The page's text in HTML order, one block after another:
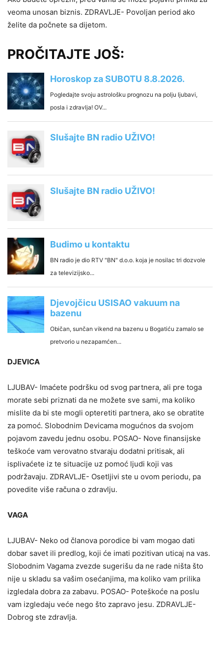
veoma unosan biznis. ZDRAVLJE- Povoljan period ako
želite da počnete sa dijetom.
PROČITAJTE JOŠ:
DJEVICA
LJUBAV- Imaćete podršku od svog partnera, ali pre toga
morate sebi priznati da ne možete sve sami, ma koliko
mislite da bi ste mogli opteretiti partnera, ako se obratite
za pomoć. Slobodnim Devicama mogućnos da svojom
pojavom zavedu jednu osobu. POSAO- Nove finansijske
teškoće vam verovatno stvaraju dodatni pritisak, ali
isplivaćete iz te situacije uz pomoć ljudi koji vas
podržavaju. ZDRAVLJE- Osetljivi ste u ovom periodu, pa
povedite više računa o zdravlju.
VAGA
LJUBAV- Neko od članova porodice bi vam mogao dati
dobar savet ili predlog, koji će imati pozitivan uticaj na vas.
Slobodnim Vagama zvezde sugerišu da ne rade ništa što
nije u skladu sa vašim osećanjima, ma koliko vam prilika
izgledala dobra za zabavu. POSAO- Poteškoće na poslu
vam izgledaju veće nego što zapravo jesu. ZDRAVLJE-
Dobrog ste zdravlja.